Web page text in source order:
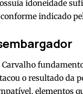
idoneidade
indicado
o resultado da
elementos